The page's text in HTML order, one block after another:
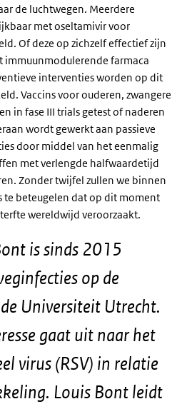
de luchtwegen. Meerdere
met oseltamivir voor
Of deze op zichzelf effectief zijn
farmaca
interventies worden op dit
Vaccins voor ouderen, zwangere
in fase III trials getest of naderen
wordt gewerkt aan passieve
door middel van het eenmalig
met verlengde halfwaardetijd
Zonder twijfel zullen we binnen
te beteugelen dat op dit moment
wereldwijd veroorzaakt.
is sinds 2015
op de
Universiteit Utrecht.
gaat uit naar het
virus (RSV) in relatie
Louis Bont leidt